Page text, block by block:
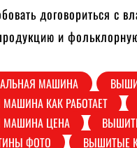
договориться с
и
МАШИНА
КАК РАБОТАЕТ
ЦЕНА
ФОТО
ВЫШИТЫЕ